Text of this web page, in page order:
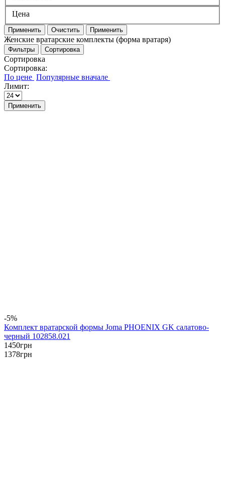
Цена
Применить Очистить Применить
Женские вратарские комплекты (форма вратаря)
Фильтры Сортировка
Сортировка
Сортировка:
Лимит:
Применить
-5%
Комплект вратарской формы Joma PHOENIX GK салатово-
черный 102858.021
1450грн
1378грн